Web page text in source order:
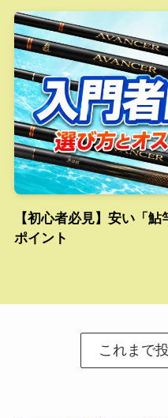
【初心者必見】安い「
ポイント
これまで